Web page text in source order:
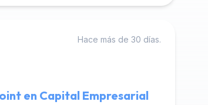
Hace más de 30 días.
en Capital Empresarial